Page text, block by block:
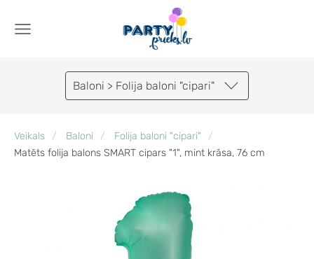
Baloni > Folija baloni "cipari"
Veikals Baloni
Folija baloni "cipari"
Matēts folija balons SMART cipars "1", mint krāsa, 76 cm